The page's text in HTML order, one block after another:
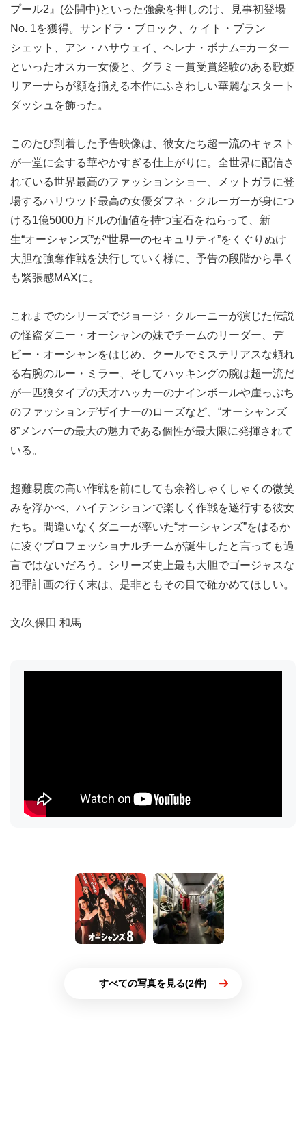
プール2』(公開中)といった強豪を押しのけ、見事初登場
No. 1を獲得。サンドラ・ブロック、ケイト・ブラン
シェット、アン・ハサウェイ、ヘレナ・ボナム=カーター
といったオスカー女優と、グラミー賞受賞経験のある歌姫
リアーナらが顔を揃える本作にふさわしい華麗なスタート
ダッシュを飾った。
このたび到着した予告映像は、彼女たち超一流のキャスト
が一堂に会する華やかすぎる仕上がりに。全世界に配信さ
れている世界最高のファッションショー、メットガラに登
場するハリウッド最高の女優ダフネ・クルーガーが身につ
ける1億5000万ドルの価値を持つ宝石をねらって、新
生“オーシャンズ”が“世界一のセキュリティ”をくぐりぬけ
大胆な強奪作戦を決行していく様に、予告の段階から早く
も緊張感MAXに。
これまでのシリーズでジョージ・クルーニーが演じた伝説
の怪盗ダニー・オーシャンの妹でチームのリーダー、デ
ビー・オーシャンをはじめ、クールでミステリアスな頼れ
る右腕のルー・ミラー、そしてハッキングの腕は超一流だ
が一匹狼タイプの天才ハッカーのナインボールや崖っぷち
のファッションデザイナーのローズなど、“オーシャンズ
8”メンバーの最大の魅力である個性が最大限に発揮されて
いる。
超難易度の高い作戦を前にしても余裕しゃくしゃくの微笑
みを浮かべ、ハイテンションで楽しく作戦を遂行する彼女
たち。間違いなくダニーが率いた“オーシャンズ”をはるか
に凌ぐプロフェッショナルチームが誕生したと言っても過
言ではないだろう。シリーズ史上最も大胆でゴージャスな
犯罪計画の行く末は、是非ともその目で確かめてほしい。
文/久保田 和馬
すべての写真を見る(2件)